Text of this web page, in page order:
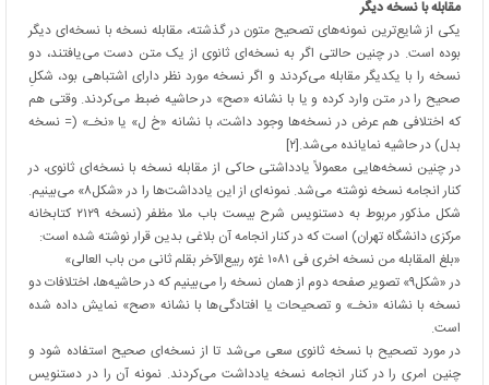
مقابله با نسخه دیگر
یکی از شایع‌ترین نمونه‌های تصحیح متون در گذشته، مقابله نسخه با نسخه‌ای دیگر
بوده است. در چنین حالتی اگر به نسخه‌ای ثانوی از یک متن دست می‌یافتند، دو
نسخه را با یکدیگر مقابله می‌کردند و اگر نسخه مورد نظر دارای اشتباهی بود، شکلِ
صحیح را در متن وارد کرده و یا با نشانه «صح» در حاشیه ضبط می‌کردند. وقتی هم
که اختلافی هم‌ عرض در نسخه‌ها وجود داشت، با نشانه «خ ل» یا «نخـ» (= نسخه
بدل) در حاشیه نمایانده می‌شد.[۲]
در چنین نسخه‌هایی معمولاً یادداشتی حاکی از مقابله نسخه با نسخه‌ای ثانوی، در
کنار انجامه نسخه نوشته می‌شد. نمونه‌ای از این یادداشت‌ها را در «شکل۸» می‌بینیم.
شکل مذکور مربوط به دستنویس شرح بیست باب ملا مظفر (نسخه ۲۱۲۹ کتابخانه
مرکزی دانشگاه تهران) است که در کنار انجامه آن بلاغی بدین قرار نوشته شده است:
«بلغ المقابله من نسخه اخری فی ۱۰۸۱ غرّه ربیع‌الآخر بقلم ثانی من باب العالی»
در «شکل۹» تصویر صفحه دوم از همان نسخه را می‌بینیم که در حاشیه‌ها، اختلافات دو
نسخه با نشانه «نخـ» و تصحیحات یا افتادگی‌ها با نشانه «صح» نمایش داده شده
است.
در مورد تصحیح با نسخه ثانوی سعی می‌شد تا از نسخه‌ای صحیح استفاده شود و
چنین امری را در کنار انجامه نسخه یادداشت می‌کردند. نمونه آن را در دستنویس